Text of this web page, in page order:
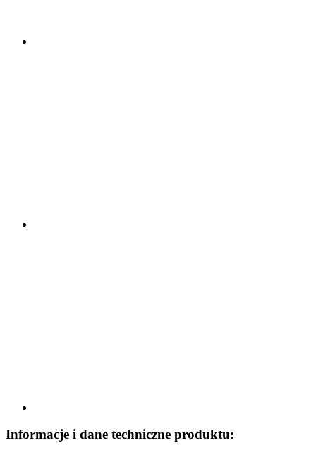
Informacje i dane techniczne produktu: